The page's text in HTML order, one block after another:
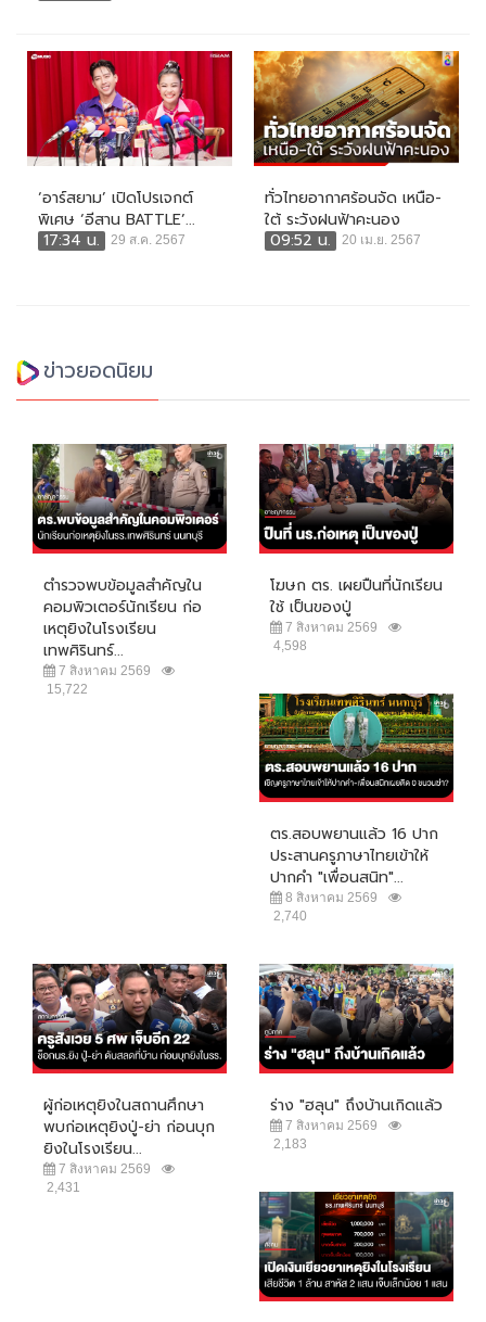
‘อาร์สยาม’ เปิดโปรเจกต์
พิเศษ ‘อีสาน BATTLE’...
17:34 น.
29 ส.ค. 2567
ทั่วไทยอากาศร้อนจัด เหนือ-
ใต้ ระวังฝนฟ้าคะนอง
09:52 น.
20 เม.ย. 2567
ข่าวยอดนิยม
ตำรวจพบข้อมูลสำคัญใน
คอมพิวเตอร์นักเรียน ก่อ
เหตุยิงในโรงเรียน
เทพศิรินทร์...
7 สิงหาคม 2569
15,722
โฆษก ตร. เผยปืนที่นักเรียน
ใช้ เป็นของปู่
7 สิงหาคม 2569
4,598
ตร.สอบพยานแล้ว 16 ปาก
ประสานครูภาษาไทยเข้าให้
ปากคำ "เพื่อนสนิท"...
8 สิงหาคม 2569
2,740
ผู้ก่อเหตุยิงในสถานศึกษา
พบก่อเหตุยิงปู่-ย่า ก่อนบุก
ยิงในโรงเรียน...
7 สิงหาคม 2569
2,431
ร่าง "ฮลุน" ถึงบ้านเกิดแล้ว
7 สิงหาคม 2569
2,183